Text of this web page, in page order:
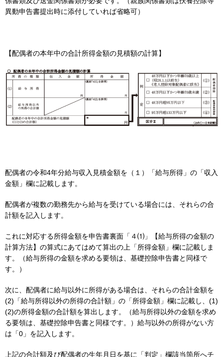
異動申告書提出時に添付していれば省略可）
【配偶者の本年中の合計所得金額の見積額の計算】
配偶者の令和4年分給与収入見積金額を（１）「給与所得」の「収入
金額」欄に記載します。
配偶者が複数の勤務先から給与を受けている場合には、それらの合
計額を記入します。
これに対応する所得金額を申告書裏面「４⑴」【給与所得の金額の
計算方法】の算式にあてはめて算出の上「所得金額」欄に記載しま
す。（給与所得の金額を求める要領は、基礎控除申告書と同様で
す。）
次に、配偶者に給与以外に所得がある場合は、それらの合計金額を
(2)「給与所得以外の所得の合計額」の「所得金額」欄に記載し、(1)
(2)の所得金額の合計額を算出します。（給与所得以外の金額を求め
る要領は、基礎控除申告書と同様です。）給与以外の所得がない方
は「0」を記入します。
上記の合計額及び配偶者の生年月日を基に「判定」欄該当箇所へチ